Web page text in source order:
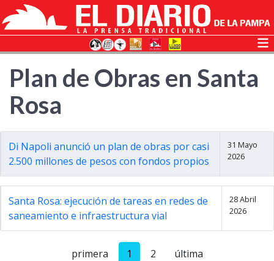
Plan de Obras en Santa
Rosa
Di Napoli anunció un plan de obras por casi
2.500 millones de pesos con fondos propios
31 Mayo
2026
Santa Rosa: ejecución de tareas en redes de
saneamiento e infraestructura vial
28 Abril
2026
primera 1 2 última